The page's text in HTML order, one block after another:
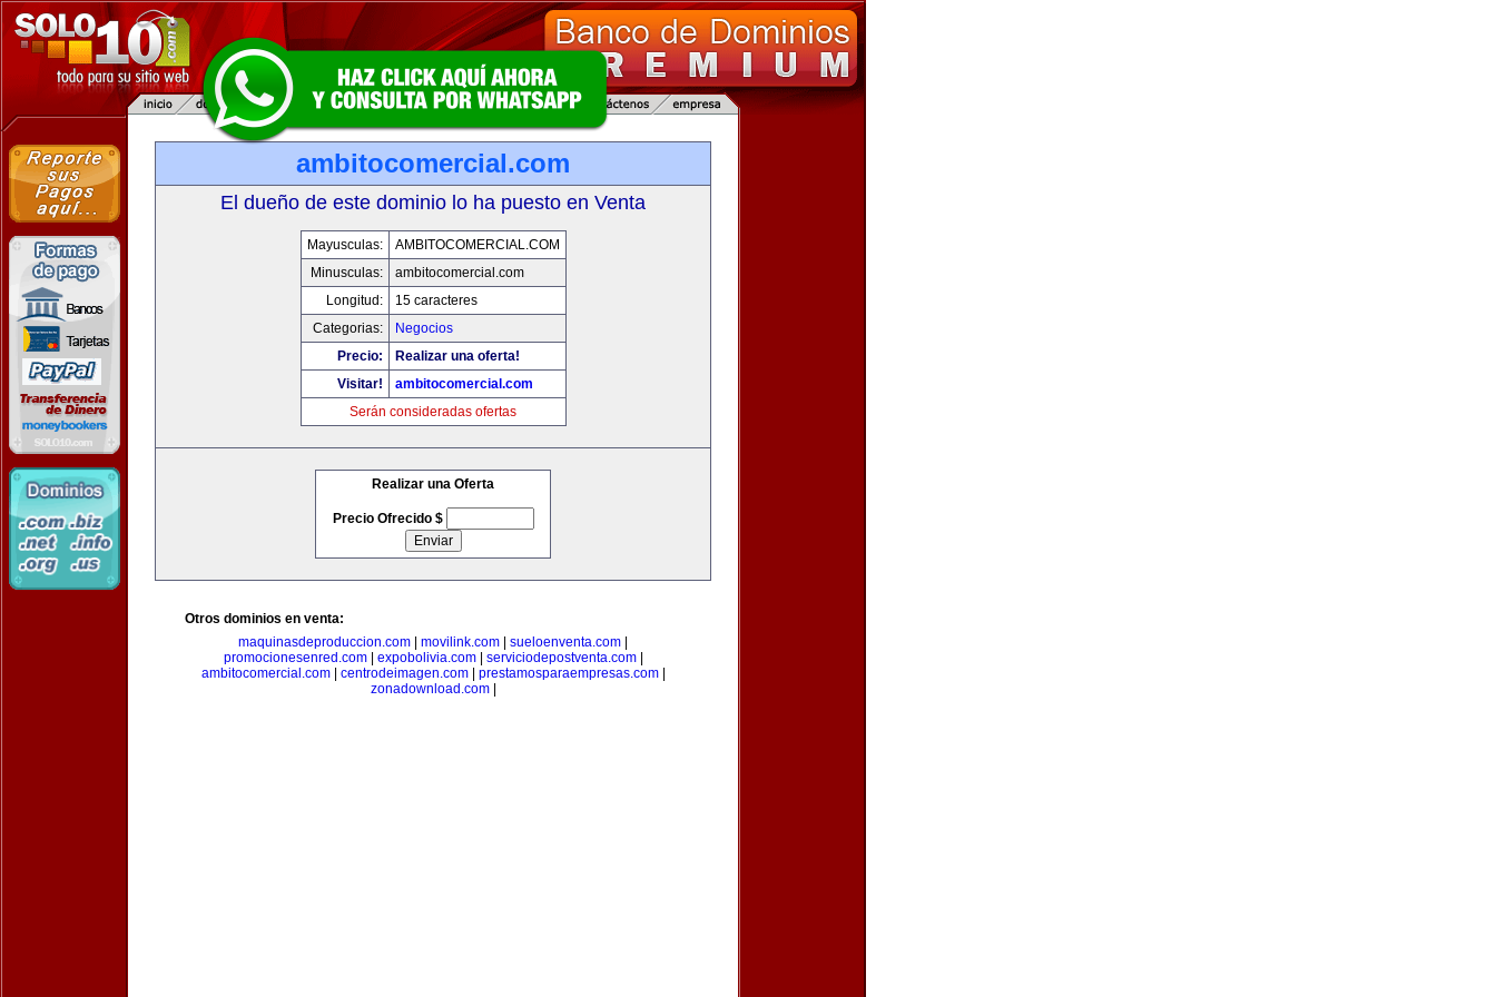
ambitocomercial.com
El dueño de este dominio lo ha puesto en Venta
Mayusculas:
AMBITOCOMERCIAL.COM
Minusculas:
ambitocomercial.com
Longitud:
15 caracteres
Categorias:
Negocios
Precio:
Realizar una oferta!
Visitar!
ambitocomercial.com
Serán consideradas ofertas
Realizar una Oferta
Precio Ofrecido $
Otros dominios en venta:
maquinasdeproduccion.com
movilink.com sueloenventa.com
promocionesenred.com| expobolivia.com| serviciodepostventa.com|
ambitocomercial.com| centrodeimagen.com| prestamosparaempresas.com|
zonadownload.com|